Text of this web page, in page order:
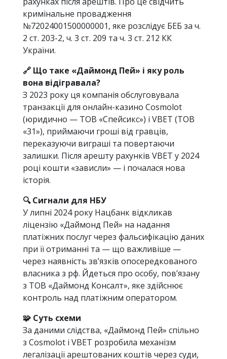
кримінальне провадження
№72024001500000001, яке розслідує БЕБ за ч.
2 ст. 203-2, ч. 3 ст. 209 та ч. 3 ст. 212 КК
України.
🔗 Що таке «Даймонд Пей» і яку роль
вона відігравала?
З 2023 року ця компанія обслуговувала
транзакції для онлайн-казино Cosmolot
(юридично — ТОВ «Спейсикс») і VBET (ТОВ
«31»), приймаючи гроші від гравців,
переказуючи виграші та повертаючи
залишки. Після арешту рахунків VBET у 2024
році кошти «зависли» — і почалася нова
історія.
🔍 Сигнали для НБУ
У липні 2024 року Нацбанк відкликав
ліцензію «Даймонд Пей» на надання
платіжних послуг через фальсифікацію даних
при її отриманні та — що важливіше —
через наявність зв’язків опосередкованого
власника з рф. Йдеться про особу, пов’язану
з ТОВ «Даймонд Консалт», яке здійснює
контроль над платіжним оператором.
🧩 Суть схеми
За даними слідства, «Даймонд Пей» спільно
з Cosmolot і VBET розробила механізм
легалізації арештованих коштів через суди,